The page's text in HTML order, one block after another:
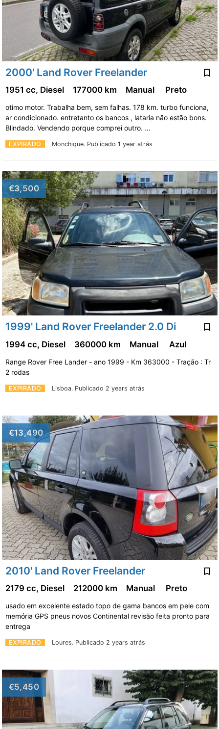
2000' Land Rover Freelander
EXPIRADO Monchique. Publicado 1 year atrás
1951 cc, Diesel 177000 km Manual Preto
otimo motor. Trabalha bem, sem falhas. 178 km. turbo funciona,
ar condicionado. entretanto os bancos , lataria não estão bons.
Blindado. Vendendo porque comprei outro. …
€3,500
1999' Land Rover Freelander 2.0 Di
EXPIRADO Lisboa. Publicado 2 years atrás
1994 cc, Diesel 360000 km Manual Azul
Range Rover Free Lander - ano 1999 - Km 363000 - Tração : Tr
2 rodas
€13,490
2010' Land Rover Freelander
EXPIRADO Loures. Publicado 2 years atrás
2179 cc, Diesel 212000 km Manual Preto
usado em excelente estado topo de gama bancos em pele com
memória GPS pneus novos Continental revisão feita pronto para
entrega
€5,450